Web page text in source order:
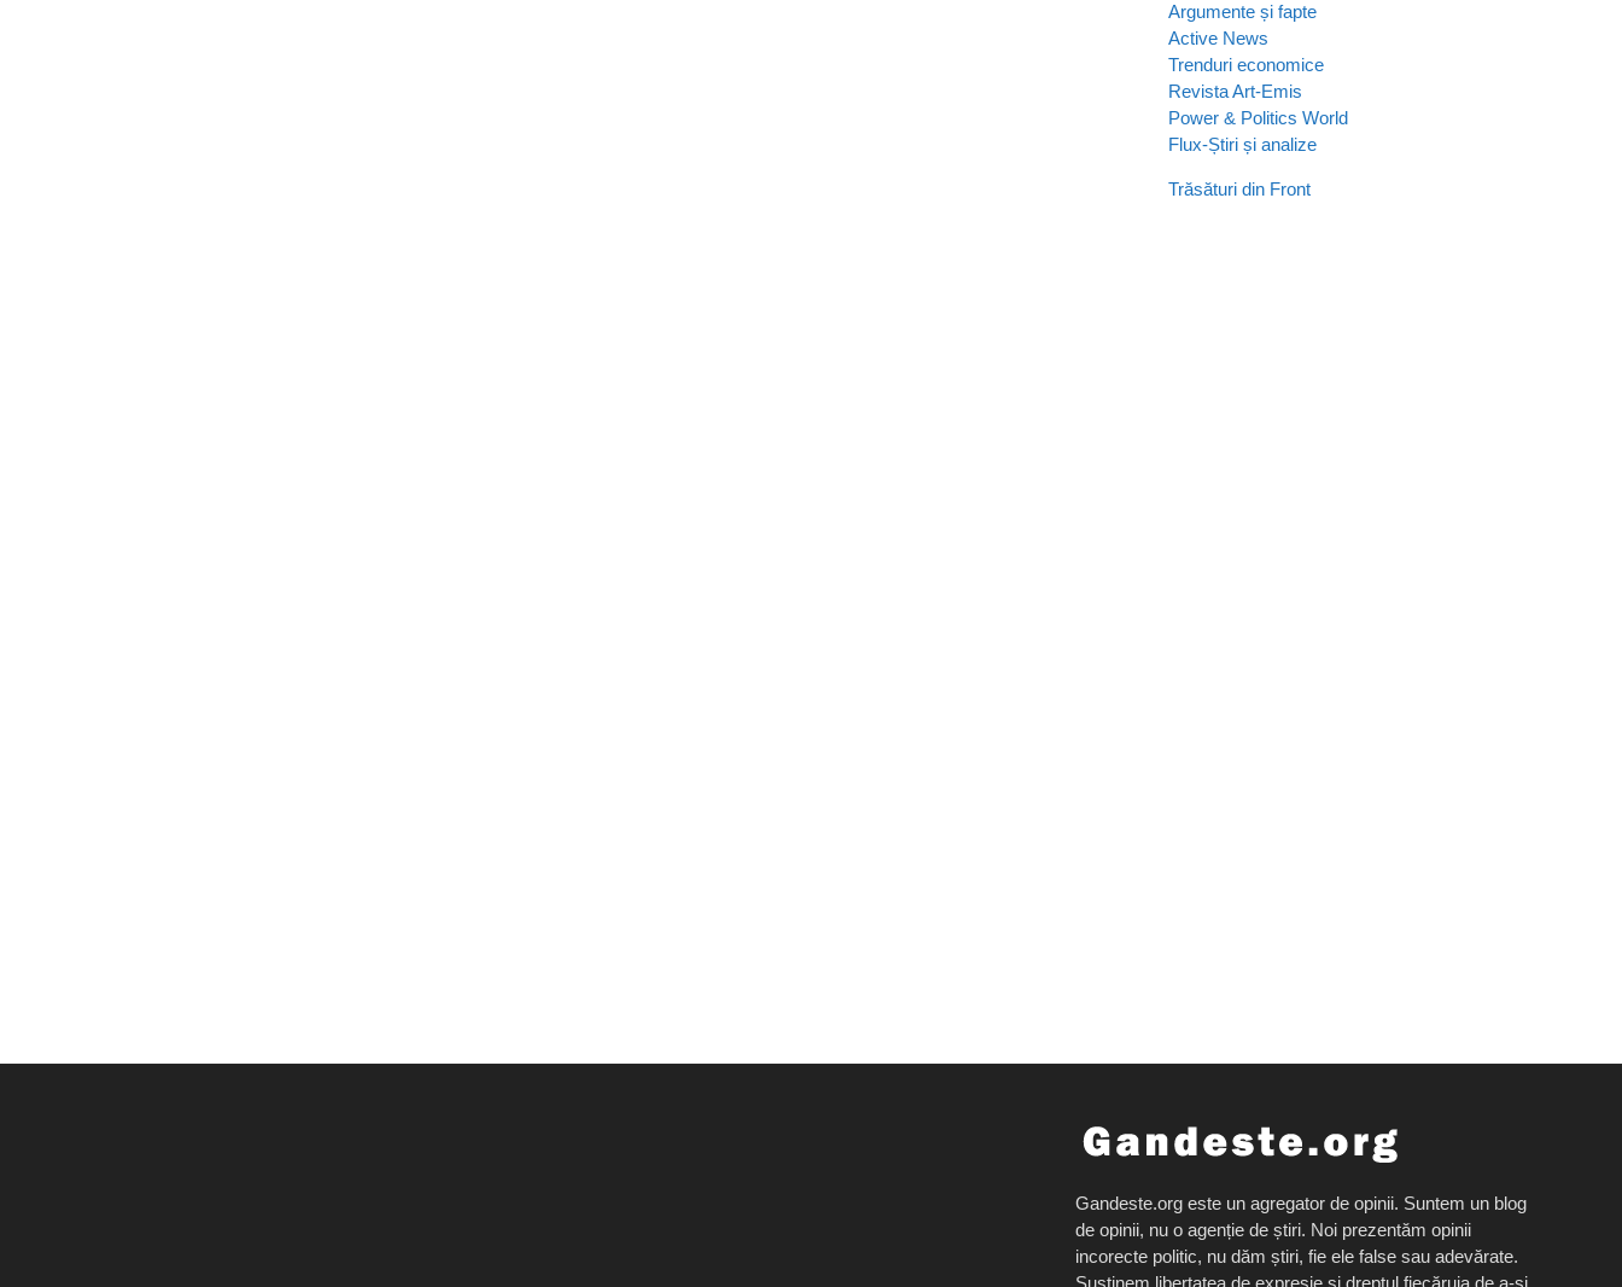
Argumente și fapte
Active News
Trenduri economice
Revista Art-Emis
Power & Politics World
Flux-Știri și analize
Trăsături din Front
Gandeste.org este un agregator de opinii. Suntem un blog
de opinii, nu o agenție de știri. Noi prezentăm opinii
incorecte politic, nu dăm știri, fie ele false sau adevărate.
Susținem libertatea de expresie și dreptul fiecăruia de a-și